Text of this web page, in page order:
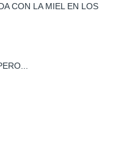
CON LA MIEL EN LOS